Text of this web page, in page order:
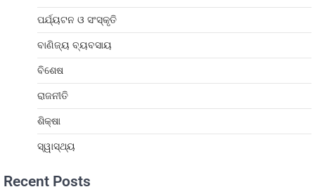
ପର୍ଯ୍ୟଟନ ଓ ସଂସ୍କୃତି
ବାଣିଜ୍ୟ ବ୍ୟବସାୟ
ବିଶେଷ
ରାଜନୀତି
ଶିକ୍ଷା
ସ୍ୱାସ୍ଥ୍ୟ
Recent Posts